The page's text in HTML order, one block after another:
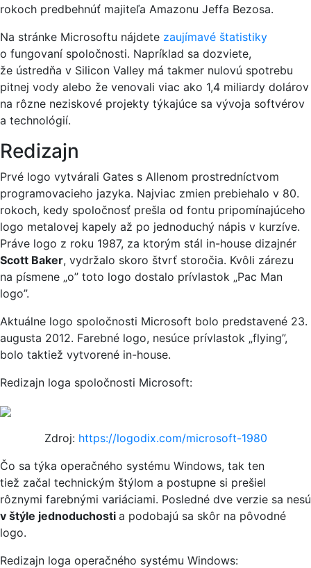
rokoch predbehnúť majiteľa Amazonu Jeffa Bezosa.
Na stránke Microsoftu nájdete zaujímavé štatistiky
o fungovaní spoločnosti. Napríklad sa dozviete,
že ústredňa v Silicon Valley má takmer nulovú spotrebu
pitnej vody alebo že venovali viac ako 1,4 miliardy dolárov
na rôzne neziskové projekty týkajúce sa vývoja softvérov
a technológií.
Redizajn
Prvé logo vytvárali Gates s Allenom prostredníctvom
programovacieho jazyka. Najviac zmien prebiehalo v 80.
rokoch, kedy spoločnosť prešla od fontu pripomínajúceho
logo metalovej kapely až po jednoduchý nápis v kurzíve.
Práve logo z roku 1987, za ktorým stál in-house dizajnér
Scott Baker, vydržalo skoro štvrť storočia. Kvôli zárezu
na písmene „o” toto logo dostalo prívlastok „Pac Man
logo”.
Aktuálne logo spoločnosti Microsoft bolo predstavené 23.
augusta 2012. Farebné logo, nesúce prívlastok „flying”,
bolo taktiež vytvorené in-house.
Redizajn loga spoločnosti Microsoft:
Zdroj: https://logodix.com/microsoft-1980
Čo sa týka operačného systému Windows, tak ten
tiež začal technickým štýlom a postupne si prešiel
rôznymi farebnými variáciami. Posledné dve verzie sa nesú
v štýle jednoduchosti a podobajú sa skôr na pôvodné
logo.
Redizajn loga operačného systému Windows: